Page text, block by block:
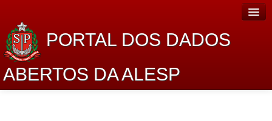
PORTAL DOS DADOS
ABERTOS DA ALESP